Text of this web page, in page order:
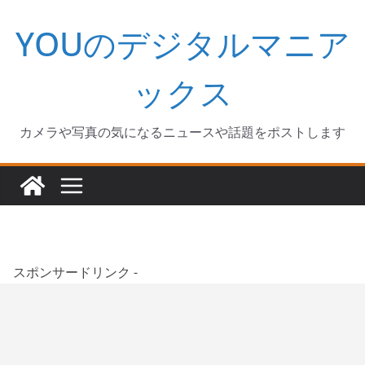
キ
YOUのデジタルマニア
ックス
カメラや写真の気になるニュースや話題をポストします
スポンサードリンク -